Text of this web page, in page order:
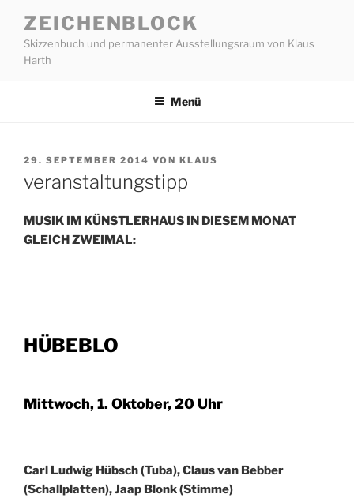
Inhalt
springen
ZEICHENBLOCK
Skizzenbuch und permanenter Ausstellungsraum von Klaus
Harth
Menü
VERÖFFENTLICHT
29. SEPTEMBER 2014 VON KLAUS
veranstaltungstipp
MUSIK IM KÜNSTLERHAUS IN DIESEM MONAT
GLEICH ZWEIMAL:
HÜBEBLO
Mittwoch, 1. Oktober, 20 Uhr
Carl Ludwig Hübsch (Tuba), Claus van Bebber
(Schallplatten), Jaap Blonk (Stimme)